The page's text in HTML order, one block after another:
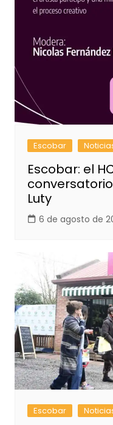
Escobar
Escobar: el
Luty
6 de agosto de
Escobar